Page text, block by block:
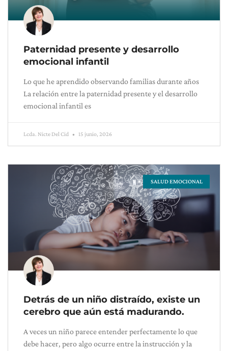
Paternidad presente y desarrollo
emocional infantil
Lo que he aprendido observando familias durante años
La relación entre la paternidad presente y el desarrollo
emocional infantil es
Lcda. Nicte Del Cid 15 junio, 2026
SALUD EMOCIONAL
Detrás de un niño distraído, existe un
cerebro que aún está madurando.
A veces un niño parece entender perfectamente lo que
debe hacer, pero algo ocurre entre la instrucción y la